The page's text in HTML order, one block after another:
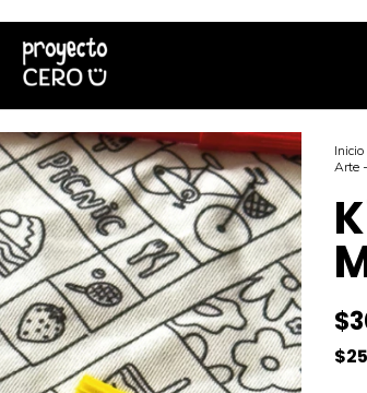
Inicio
Arte